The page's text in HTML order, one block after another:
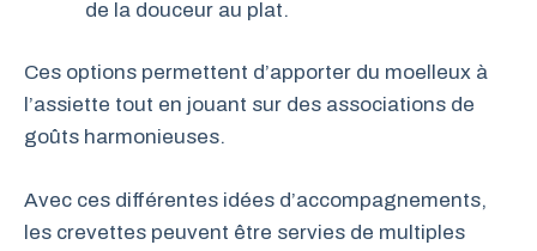
de la douceur au plat.
Ces options permettent d’apporter du moelleux à
l’assiette tout en jouant sur des associations de
goûts harmonieuses.
Avec ces différentes idées d’accompagnements,
les crevettes peuvent être servies de multiples